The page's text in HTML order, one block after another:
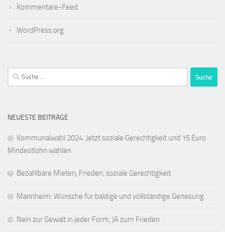
Kommentare-Feed
WordPress.org
Suche
nach:
NEUESTE BEITRÄGE
Kommunalwahl 2024: Jetzt soziale Gerechtigkeit und 15 Euro
Mindestlohn wählen
Bezahlbare Mieten, Frieden, soziale Gerechtigkeit
Mannheim: Wünsche für baldige und vollständige Genesung
Nein zur Gewalt in jeder Form, JA zum Frieden